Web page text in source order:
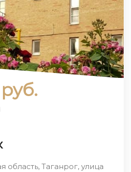
область, Таганрог, улица